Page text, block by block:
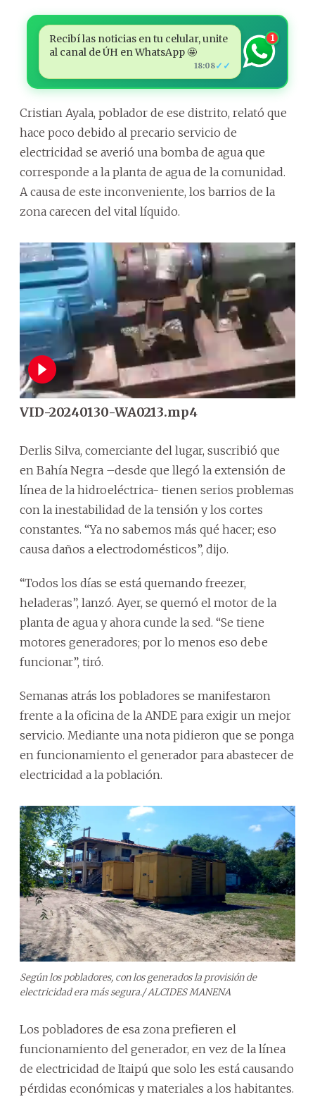
Recibí las noticias en tu celular, unite
al canal de ÚH en WhatsApp 🤩
18:08✓✓
1
Cristian Ayala, poblador de ese distrito, relató que
hace poco debido al precario servicio de
electricidad se averió una bomba de agua que
corresponde a la planta de agua de la comunidad.
A causa de este inconveniente, los barrios de la
zona carecen del vital líquido.
VID-20240130-WA0213.mp4
Derlis Silva, comerciante del lugar, suscribió que
en Bahía Negra –desde que llegó la extensión de
línea de la hidroeléctrica- tienen serios problemas
con la inestabilidad de la tensión y los cortes
constantes. “Ya no sabemos más qué hacer; eso
causa daños a electrodomésticos”, dijo.
“Todos los días se está quemando freezer,
heladeras”, lanzó. Ayer, se quemó el motor de la
planta de agua y ahora cunde la sed. “Se tiene
motores generadores; por lo menos eso debe
funcionar”, tiró.
Semanas atrás los pobladores se manifestaron
frente a la oficina de la ANDE para exigir un mejor
servicio. Mediante una nota pidieron que se ponga
en funcionamiento el generador para abastecer de
electricidad a la población.
Según los pobladores, con los generados la provisión de
electricidad era más segura./ ALCIDES MANENA
Los pobladores de esa zona prefieren el
funcionamiento del generador, en vez de la línea
de electricidad de Itaipú que solo les está causando
pérdidas económicas y materiales a los habitantes.